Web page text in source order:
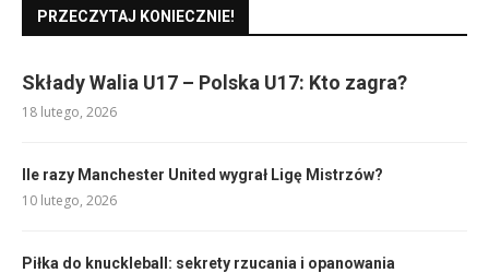
PRZECZYTAJ KONIECZNIE!
Składy Walia U17 – Polska U17: Kto zagra?
18 lutego, 2026
Ile razy Manchester United wygrał Ligę Mistrzów?
10 lutego, 2026
Piłka do knuckleball: sekrety rzucania i opanowania